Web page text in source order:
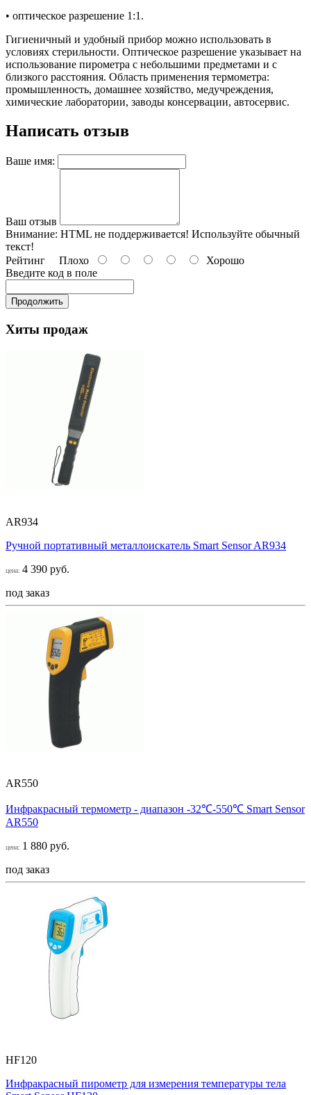
• оптическое разрешение 1:1.
Гигиеничный и удобный прибор можно использовать в
условиях стерильности. Оптическое разрешение указывает на
использование пирометра с небольшими предметами и с
близкого расстояния. Область применения термометра:
промышленность, домашнее хозяйство, медучреждения,
химические лаборатории, заводы консервации, автосервис.
Написать отзыв
Ваше имя:
Ваш отзыв
Внимание: HTML не поддерживается! Используйте обычный
текст!
Рейтинг Плохо
Хорошо
Введите код в поле
Продолжить
Хиты продаж
AR934
Ручной портативный металлоискатель Smart Sensor AR934
цена: 4 390 руб.
под заказ
AR550
Инфракрасный термометр - диапазон -32℃-550℃ Smart Sensor
AR550
цена: 1 880 руб.
под заказ
HF120
Инфракрасный пирометр для измерения температуры тела